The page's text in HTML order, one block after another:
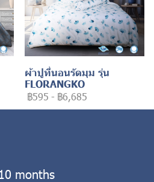
ผ้าปูที่นอนรัดมุม รุ่น
FLORANGKO
฿595 - ฿6,685
months